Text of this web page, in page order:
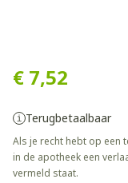
€ 7,52
Terugbetaalbaar
Als je recht hebt op een
in de apotheek een
vermeld staat.